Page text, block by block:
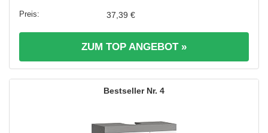
37,39 €
ZUM TOP ANGEBOT »
4